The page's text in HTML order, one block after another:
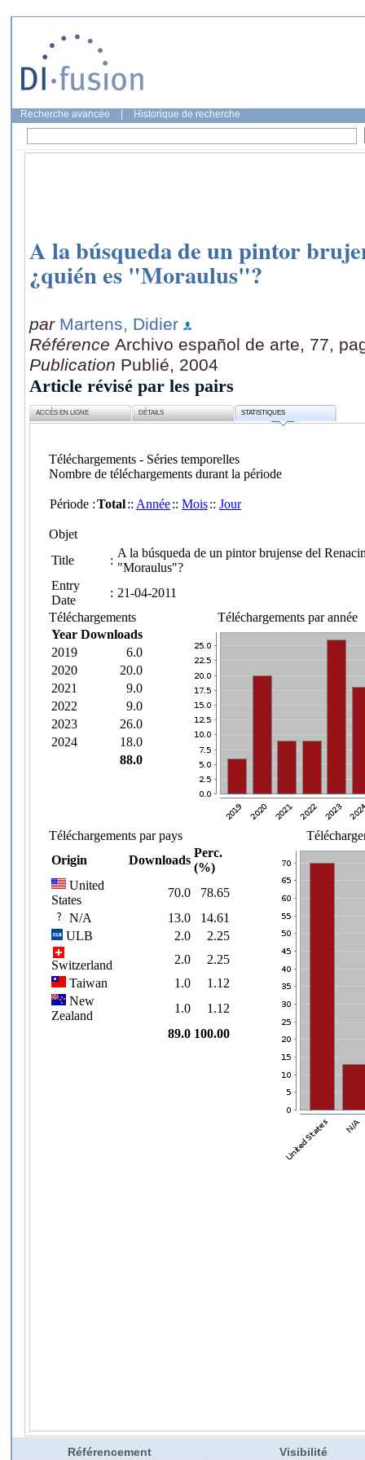
Recherche avancée Historique de recherche
A la búsqueda de un pintor
¿quién es "Moraulus"?
par Martens, Didier
Référence Archivo español de arte, 77,
Publication Publié, 2004
Article révisé par les pairs
ACCÈS EN LIGNE DÉTAILS STATISTIQUES
Référencement Visibilité